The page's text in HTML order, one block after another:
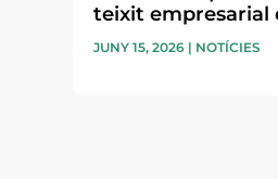
teixit empresarial
JUNY 15, 2026 | NOTÍCIES